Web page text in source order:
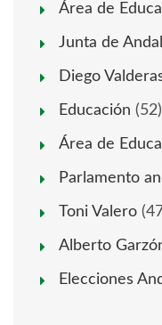
Área de
Junta de
Diego
Educación (52)
Área de
Parlamento
Toni Valero
Alberto
Elecciones